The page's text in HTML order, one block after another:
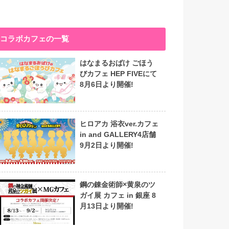
コラボカフェの一覧
はなまるおばけ ごほう
びカフェ HEP FIVEにて
8月6日より開催!
ヒロアカ 浴衣ver.カフェ
in and GALLERY4店舗
9月2日より開催!
鋼の錬金術師×黄泉のツ
ガイ展 カフェ in 銀座 8
月13日より開催!